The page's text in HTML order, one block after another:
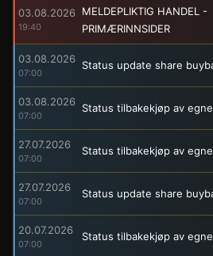
03.08.2026
19:40
MELDEPLIKTIG HANDEL -
PRIMÆRINNSIDER
03.08.2026
07:00
Status update share
03.08.2026
07:00
Status tilbakekjøp av
27.07.2026
07:00
Status tilbakekjøp av
27.07.2026
07:00
Status update share
20.07.2026
07:00
Status tilbakekjøp av